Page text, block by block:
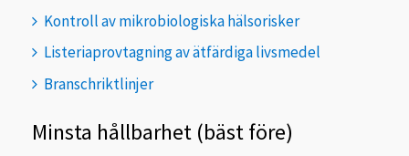
Kontroll av mikrobiologiska hälsorisker
Listeriaprovtagning av ätfärdiga livsmedel
Branschriktlinjer
Minsta hållbarhet (bäst före)